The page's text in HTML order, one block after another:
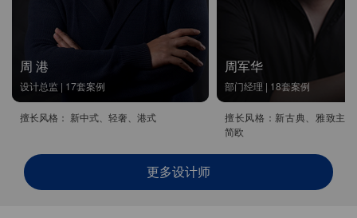
周 港
设计总监 | 17套案例
擅长风格： 新中式、轻奢、港式
周军华
部门经理 | 18套案例
擅长风格：新古典、雅致主
简欧
更多设计师